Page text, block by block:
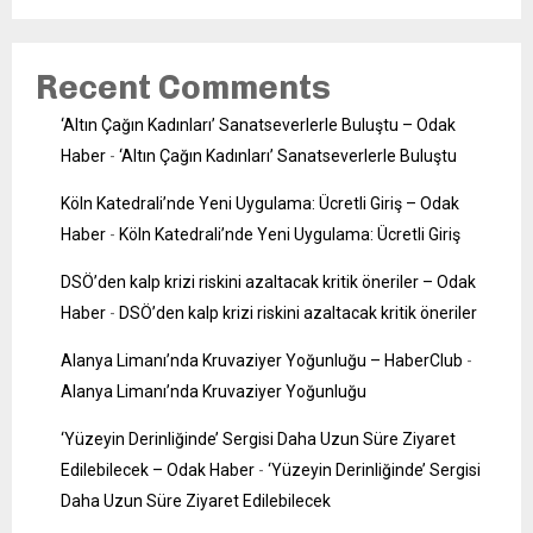
Recent Comments
‘Altın Çağın Kadınları’ Sanatseverlerle Buluştu – Odak
Haber - ‘Altın Çağın Kadınları’ Sanatseverlerle Buluştu
Köln Katedrali’nde Yeni Uygulama: Ücretli Giriş – Odak
Haber - Köln Katedrali’nde Yeni Uygulama: Ücretli Giriş
DSÖ’den kalp krizi riskini azaltacak kritik öneriler – Odak
Haber - DSÖ’den kalp krizi riskini azaltacak kritik öneriler
Alanya Limanı’nda Kruvaziyer Yoğunluğu – HaberClub -
Alanya Limanı’nda Kruvaziyer Yoğunluğu
‘Yüzeyin Derinliğinde’ Sergisi Daha Uzun Süre Ziyaret
Edilebilecek – Odak Haber - ‘Yüzeyin Derinliğinde’ Sergisi
Daha Uzun Süre Ziyaret Edilebilecek